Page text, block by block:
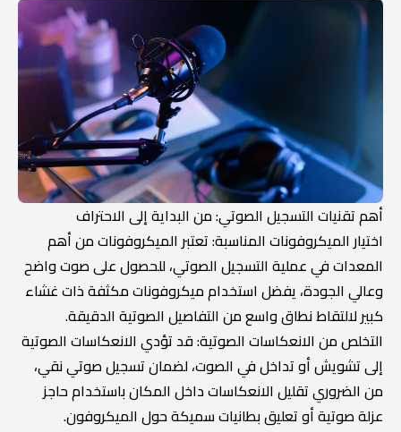
أهم تقنيات التسجيل الصوتي: من البداية إلى الاحتراف
اختيار الميكروفونات المناسبة: تعتبر الميكروفونات من أهم
المعدات في عملية التسجيل الصوتي، للحصول على صوت واضح
وعالي الجودة، يفضل استخدام ميكروفونات مكثفة ذات غشاء
كبير لالتقاط نطاق واسع من التفاصيل الصوتية الدقيقة.
التخلص من الانعكاسات الصوتية: قد تؤدي الانعكاسات الصوتية
إلى تشويش أو تداخل في الصوت، لضمان تسجيل صوتي نقي،
من الضروري تقليل الانعكاسات داخل المكان باستخدام حاجز
عزلة صوتية أو تعليق بطانيات سميكة حول الميكروفون.